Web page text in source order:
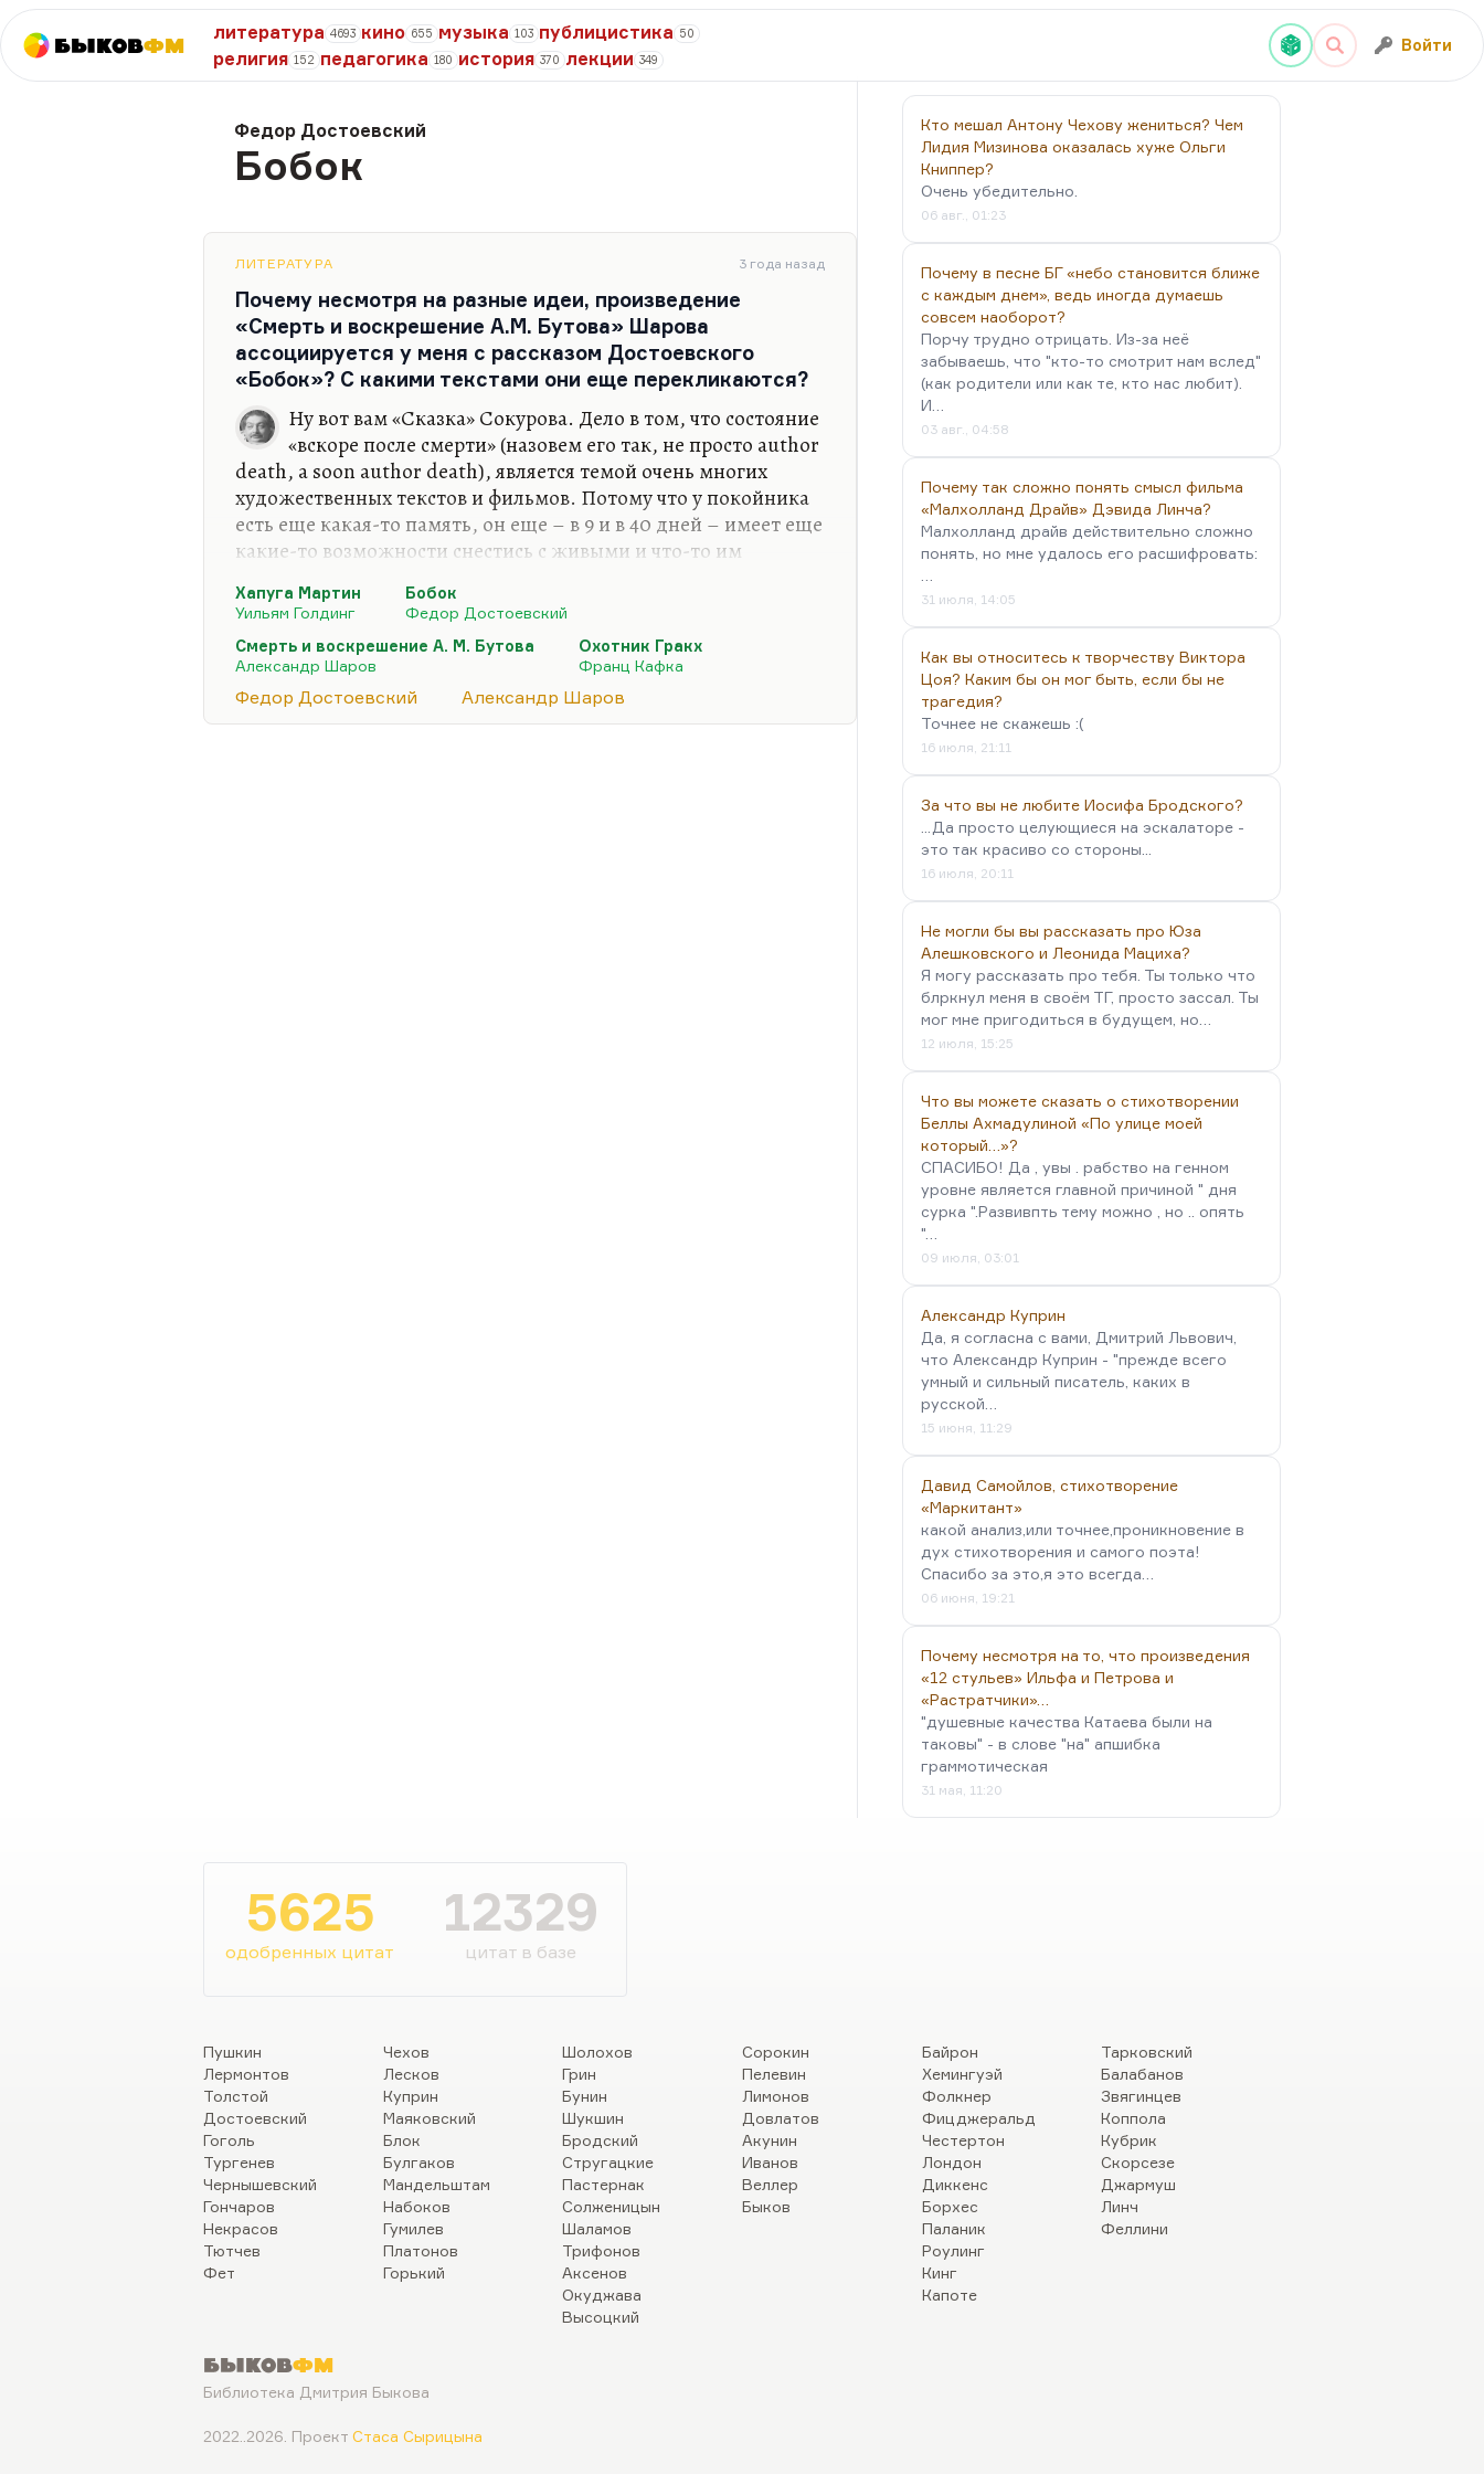
БыковФМ
литература 4693 кино 655 музыка 103 публицистика 50
религия 152 педагогика 180 история 370 лекции 349
Войти
Федор Достоевский
Бобок
ЛИТЕРАТУРА 3 года назад
Почему несмотря на разные идеи, произведение
«Смерть и воскрешение А.М. Бутова» Шарова
ассоциируется у меня с рассказом Достоевского
«Бобок»? С какими текстами они еще перекликаются?
Ну вот вам «Сказка» Сокурова. Дело в том, что состояние
«вскоре после смерти» (назовем его так, не просто author
death, а soon author death), является темой очень многих
художественных текстов и фильмов. Потому что у покойника
есть еще какая-то память, он еще – в 9 и в 40 дней – имеет еще
какие-то возможности снестись с живыми и что-то им
сферы. Вообще мне кажется, что эти 40 последних дней
блуждания (например, как посмертные мытарства в рассказе
Пелевина «Вести из Непала») могли бы стать хорошей идеей
для художественного текста. И в конце это абсолютное
прощание, это полное втягивание куда-то.
Хапуга Мартин
Уильям Голдинг
Бобок
Федор Достоевский
Смерть и воскрешение А. М. Бутова
Александр Шаров
Охотник Гракх
Франц Кафка
Федор Достоевский Александр Шаров
Кто мешал Антону Чехову жениться? Чем
Лидия Мизинова оказалась хуже Ольги
Книппер?
Очень убедительно.
06 авг., 01:23
Почему в песне БГ «небо становится ближе
с каждым днем», ведь иногда думаешь
совсем наоборот?
Порчу трудно отрицать. Из-за неё
забываешь, что "кто-то смотрит нам вслед"
(как родители или как те, кто нас любит).
И…
03 авг., 04:58
Почему так сложно понять смысл фильма
«Малхолланд Драйв» Дэвида Линча?
Малхолланд драйв действительно сложно
понять, но мне удалось его расшифровать:
31 июля, 14:05
Как вы относитесь к творчеству Виктора
Цоя? Каким бы он мог быть, если бы не
трагедия?
Точнее не скажешь :(
16 июля, 21:11
За что вы не любите Иосифа Бродского?
...Да просто целующиеся на эскалаторе -
это так красиво со стороны...
16 июля, 20:11
Не могли бы вы рассказать про Юза
Алешковского и Леонида Мациха?
Я могу рассказать про тебя. Ты только что
блркнул меня в своём ТГ, просто зассал. Ты
мог мне пригодиться в будущем, но…
12 июля, 15:25
Что вы можете сказать о стихотворении
Беллы Ахмадулиной «По улице моей
который…»?
СПАСИБО! Да , увы . рабство на генном
уровне является главной причиной " дня
сурка ".Развивпть тему можно , но .. опять
"…
09 июля, 03:01
Александр Куприн
Да, я согласна с вами, Дмитрий Львович,
что Александр Куприн - "прежде всего
умный и сильный писатель, каких в
русской…
15 июня, 11:29
Давид Самойлов, стихотворение
«Маркитант»
какой анализ,или точнее,проникновение в
дух стихотворения и самого поэта!
Спасибо за это,я это всегда…
06 июня, 19:21
Почему несмотря на то, что произведения
«12 стульев» Ильфа и Петрова и
«Растратчики»…
"душевные качества Катаева были на
таковы" - в слове "на" апшибка
граммотическая
31 мая, 11:20
5625
одобренных цитат
12329
цитат в базе
Пушкин
Лермонтов
Толстой
Достоевский
Гоголь
Тургенев
Чернышевский
Гончаров
Некрасов
Тютчев
Фет
Чехов
Лесков
Куприн
Маяковский
Блок
Булгаков
Мандельштам
Набоков
Гумилев
Платонов
Горький
Шолохов
Грин
Бунин
Шукшин
Бродский
Стругацкие
Пастернак
Солженицын
Шаламов
Трифонов
Аксенов
Окуджава
Высоцкий
Сорокин
Пелевин
Лимонов
Довлатов
Акунин
Иванов
Веллер
Быков
Байрон
Хемингуэй
Фолкнер
Фицджеральд
Честертон
Лондон
Диккенс
Борхес
Паланик
Роулинг
Кинг
Капоте
Тарковский
Балабанов
Звягинцев
Коппола
Кубрик
Скорсезе
Джармуш
Линч
Феллини
БыковФМ
Библиотека Дмитрия Быкова
2022..2026. Проект Стаса Сырицына